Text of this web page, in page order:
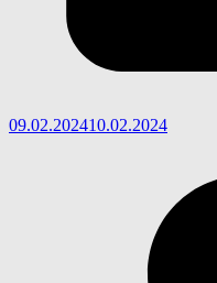
09.02.202410.02.2024